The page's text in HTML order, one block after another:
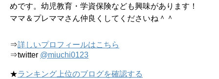
めです。幼児教育・学資保険なども興味があります！
ママ＆プレママさん仲良くしてくださいね＾＾
⇒詳しいプロフィールはこちら
⇒twitter @miuchi0123
★ランキング上位のブログを確認する